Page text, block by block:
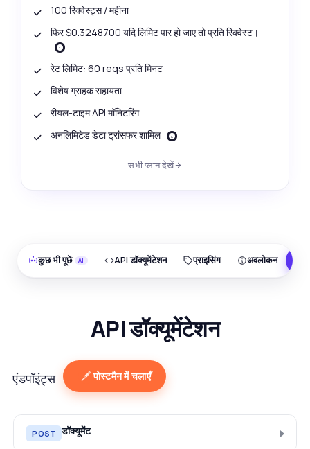
100 रिक्वेस्ट्स / महीना
फिर $0.3248700 यदि लिमिट पार हो जाए तो प्रति रिक्वेस्ट।
रेट लिमिट: 60 reqs प्रति मिनट
विशेष ग्राहक सहायता
रीयल-टाइम API मॉनिटरिंग
अनलिमिटेड डेटा ट्रांसफर शामिल
सभी प्लान देखें
कुछ भी पूछें API डॉक्यूमेंटेशन प्राइसिंग अवलोकन
API डॉक्यूमेंटेशन
एंडपॉइंट्स पोस्टमैन में चलाएँ
POST डॉक्यूमेंट